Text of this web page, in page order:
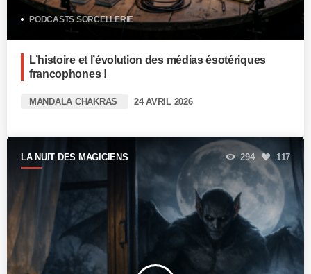
PODCASTS SORCELLERIE
L’histoire et l’évolution des médias ésotériques
francophones !
MANDALA CHAKRAS 24 AVRIL 2026
LA NUIT DES MAGICIENS 294 117